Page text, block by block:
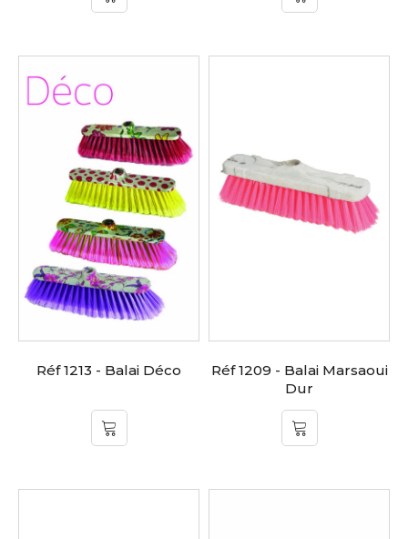
Réf 1213 - Balai Déco
Réf 1209 - Balai Marsaoui
Dur